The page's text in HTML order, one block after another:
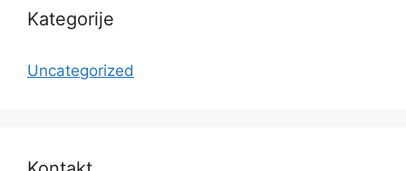
Kategorije
Uncategorized